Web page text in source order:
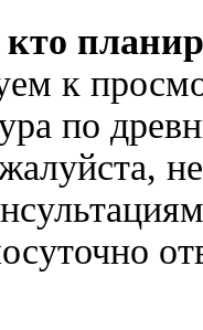
к
по